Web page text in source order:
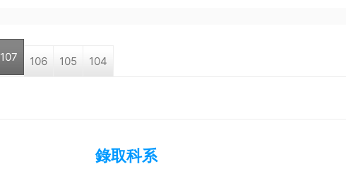
107 106 105 104
錄取科系